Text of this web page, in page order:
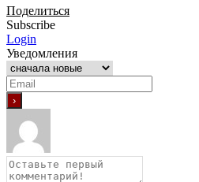
Поделиться
Subscribe
Login
Уведомления